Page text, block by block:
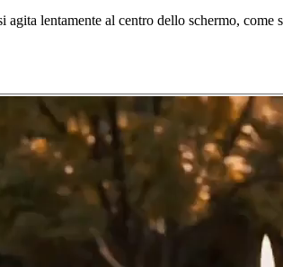
lentamente al centro dello schermo, come